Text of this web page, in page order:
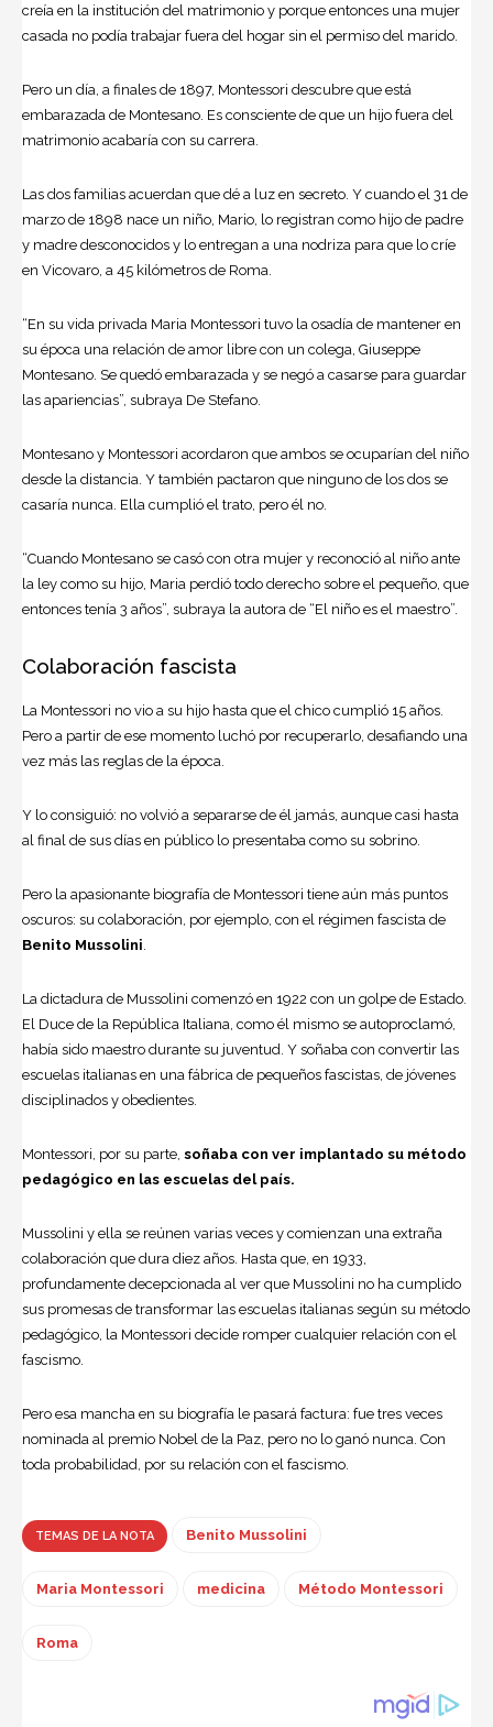
creía en la institución del matrimonio y porque entonces una mujer
casada no podía trabajar fuera del hogar sin el permiso del marido.
Pero un día, a finales de 1897, Montessori descubre que está
embarazada de Montesano. Es consciente de que un hijo fuera del
matrimonio acabaría con su carrera.
Las dos familias acuerdan que dé a luz en secreto. Y cuando el 31 de
marzo de 1898 nace un niño, Mario, lo registran como hijo de padre
y madre desconocidos y lo entregan a una nodriza para que lo críe
en Vicovaro, a 45 kilómetros de Roma.
“En su vida privada Maria Montessori tuvo la osadía de mantener en
su época una relación de amor libre con un colega, Giuseppe
Montesano. Se quedó embarazada y se negó a casarse para guardar
las apariencias”, subraya De Stefano.
Montesano y Montessori acordaron que ambos se ocuparían del niño
desde la distancia. Y también pactaron que ninguno de los dos se
casaría nunca. Ella cumplió el trato, pero él no.
“Cuando Montesano se casó con otra mujer y reconoció al niño ante
la ley como su hijo, Maria perdió todo derecho sobre el pequeño, que
entonces tenía 3 años”, subraya la autora de “El niño es el maestro”.
Colaboración fascista
La Montessori no vio a su hijo hasta que el chico cumplió 15 años.
Pero a partir de ese momento luchó por recuperarlo, desafiando una
vez más las reglas de la época.
Y lo consiguió: no volvió a separarse de él jamás, aunque casi hasta
al final de sus días en público lo presentaba como su sobrino.
Pero la apasionante biografía de Montessori tiene aún más puntos
oscuros: su colaboración, por ejemplo, con el régimen fascista de
Benito Mussolini.
La dictadura de Mussolini comenzó en 1922 con un golpe de Estado.
El Duce de la República Italiana, como él mismo se autoproclamó,
había sido maestro durante su juventud. Y soñaba con convertir las
escuelas italianas en una fábrica de pequeños fascistas, de jóvenes
disciplinados y obedientes.
Montessori, por su parte, soñaba con ver implantado su método
pedagógico en las escuelas del país.
Mussolini y ella se reúnen varias veces y comienzan una extraña
colaboración que dura diez años. Hasta que, en 1933,
profundamente decepcionada al ver que Mussolini no ha cumplido
sus promesas de transformar las escuelas italianas según su método
pedagógico, la Montessori decide romper cualquier relación con el
fascismo.
Pero esa mancha en su biografía le pasará factura: fue tres veces
nominada al premio Nobel de la Paz, pero no lo ganó nunca. Con
toda probabilidad, por su relación con el fascismo.
TEMAS DE LA NOTA Benito Mussolini
Maria Montessori medicina Método Montessori
Roma